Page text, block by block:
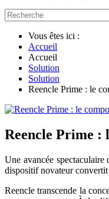
Vous êtes ici :
Accueil
Accueil
Solution
Solution
Reencle Prime : le
Reencle Prime :
Une avancée spectaculaire
dispositif novateur
Reencle transcende la